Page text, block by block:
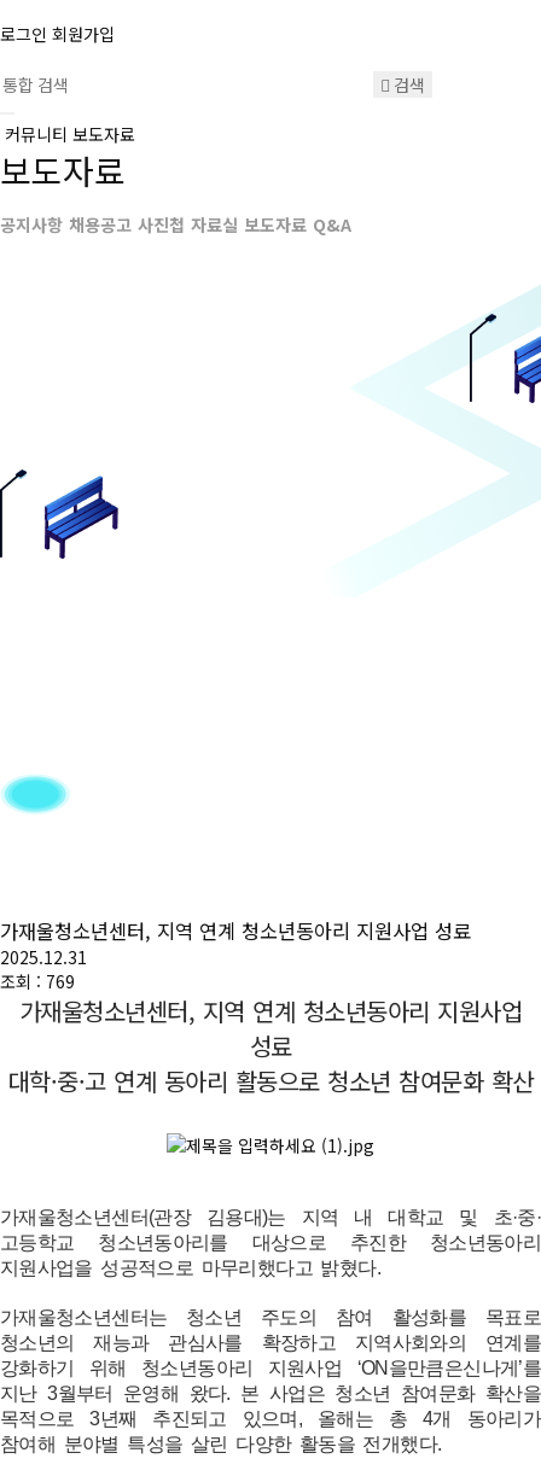
로그인 회원가입
검색
커뮤니티 보도자료
보도자료
공지사항 채용공고 사진첩 자료실 보도자료 Q&A
가재울청소년센터, 지역 연계 청소년동아리 지원사업 성료
2025.12.31
조회 : 769
가재울청소년센터, 지역 연계 청소년동아리 지원사업
성료
대학·중·고 연계 동아리 활동으로 청소년 참여문화 확산
가재울청소년센터(관장 김용대)는 지역 내 대학교 및 초·중·
고등학교 청소년동아리를 대상으로 추진한 청소년동아리
지원사업을 성공적으로 마무리했다고 밝혔다.
가재울청소년센터는 청소년 주도의 참여 활성화를 목표로
청소년의 재능과 관심사를 확장하고 지역사회와의 연계를
강화하기 위해 청소년동아리 지원사업 ‘ON을만큼은신나게’를
지난 3월부터 운영해 왔다. 본 사업은 청소년 참여문화 확산을
목적으로 3년째 추진되고 있으며, 올해는 총 4개 동아리가
참여해 분야별 특성을 살린 다양한 활동을 전개했다.